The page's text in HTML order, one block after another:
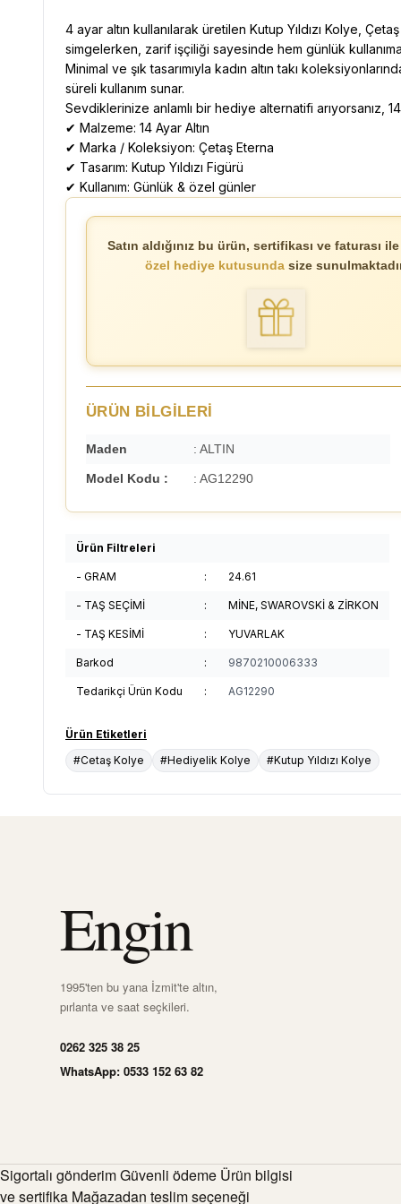
4 ayar altın kullanılarak üretilen Kutup Yıldızı Kolye,
simgelerken, zarif işçiliği sayesinde hem günlük
Minimal ve şık tasarımıyla kadın altın takı
süreli kullanım sunar.
Sevdiklerinize anlamlı bir hediye alternatifi arıyorsanız,
✔ Malzeme: 14 Ayar Altın
✔ Marka / Koleksiyon: Çetaş Eterna
✔ Tasarım: Kutup Yıldızı Figürü
✔ Kullanım: Günlük & özel günler
Satın aldığınız bu ürün, sertifikası ve faturası
özel hediye kutusunda size
ÜRÜN BİLGİLERİ
Maden : ALTIN
Model Kodu : : AG12290
Ürün Filtreleri
- GRAM : 24.61
- TAŞ SEÇİMİ : MİNE, SWAROVSKİ & ZİRKON
- TAŞ KESİMİ : YUVARLAK
Barkod : 9870210006333
Tedarikçi Ürün Kodu : AG12290
Ürün Etiketleri
#Cetaş Kolye
#Hediyelik Kolye #Kutup Yıldızı Kolye
Engin
1995'ten bu yana İzmit'te altın,
pırlanta ve saat seçkileri.
0262 325 38 25
WhatsApp: 0533 152 63 82
Sigortalı gönderim Güvenli ödeme Ürün bilgisi
ve sertifika Mağazadan teslim seçeneği